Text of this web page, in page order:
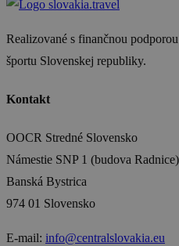
Realizované s finančnou
športu Slovenskej republiky.
Kontakt
OOCR Stredné Slovensko
Námestie SNP 1 (budova Radnice)
Banská Bystrica
974 01 Slovensko
E-mail: info@centralslovakia.eu